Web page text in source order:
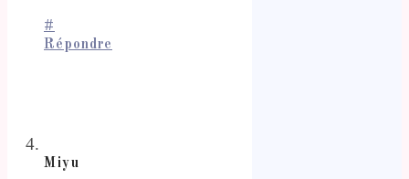
#
Répondre
Miyu